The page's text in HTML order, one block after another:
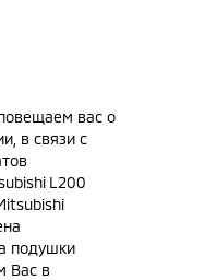
вас о
в связи с
L 200
подушки
Вас в